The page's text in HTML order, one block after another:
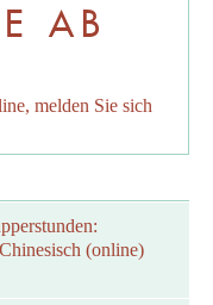
AB
melden Sie sich
(online)